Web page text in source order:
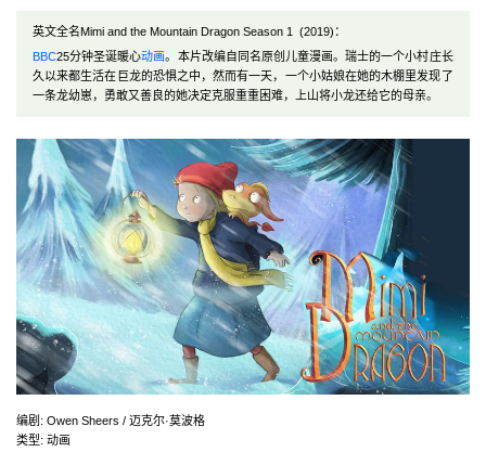
英文全名Mimi and the Mountain Dragon Season 1 (2019)：
BBC25分钟圣诞暖心动画。本片改编自同名原创儿童漫画。瑞士的一个小村庄长
久以来都生活在巨龙的恐惧之中，然而有一天，一个小姑娘在她的木棚里发现了
一条龙幼崽，勇敢又善良的她决定克服重重困难，上山将小龙还给它的母亲。
编剧 : Owen Sheers / 迈克尔·莫波格
类型: 动画